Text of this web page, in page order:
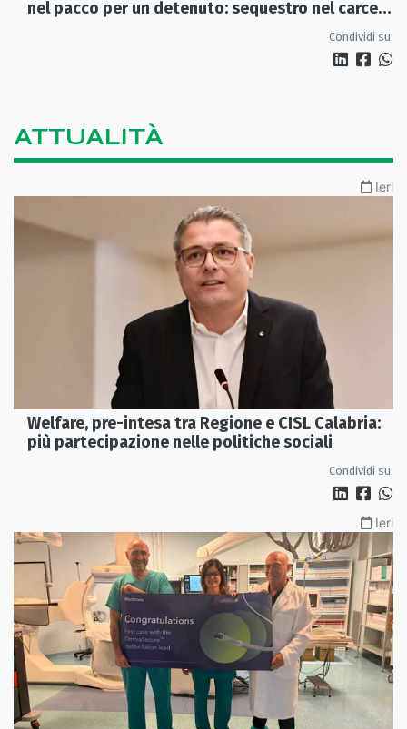
nel pacco per un detenuto: sequestro nel carcere
Condividi su:
ATTUALITÀ
Ieri
Welfare, pre-intesa tra Regione e CISL Calabria:
più partecipazione nelle politiche sociali
Condividi su:
Ieri